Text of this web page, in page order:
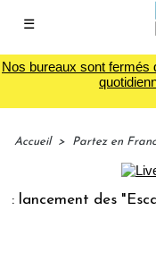
☰
Nos bureaux sont fermés
Accueil > Partez en
des "Escales